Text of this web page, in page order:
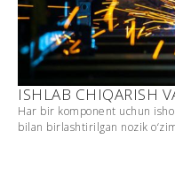
ISHLAB CHIQARISH
Har bir komponent uchun
bilan birlashtirilgan nozik